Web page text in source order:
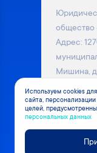
общество
Адрес:
Мишина, д.
Используем cookies
сайта,
целей,
персональных данных